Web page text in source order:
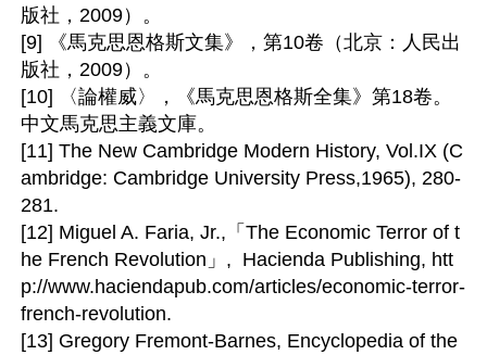
版社，2009）。
[9] 《馬克思恩格斯文集》，第10卷（北京：人民出
版社，2009）。
[10] 〈論權威〉，《馬克思恩格斯全集》第18卷。
中文馬克思主義文庫。
[11] The New Cambridge Modern History, Vol.IX (C
ambridge: Cambridge University Press,1965), 280-
281.
[12] Miguel A. Faria, Jr.,「The Economic Terror of t
he French Revolution」,  Hacienda Publishing, htt
p://www.haciendapub.com/articles/economic-terror-
french-revolution.
[13] Gregory Fremont-Barnes, Encyclopedia of the